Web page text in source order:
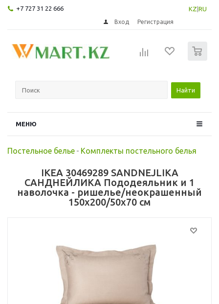
+7 727 31 22 666 KZ RU
Вход Регистрация
Найти
МЕНЮ
Постельное белье - Комплекты постельного белья
IKEA 30469289 SANDNEJLIKA
САНДНЕЙЛИКА Пододеяльник и 1
наволочка - ришелье/неокрашенный
150x200/50x70 см